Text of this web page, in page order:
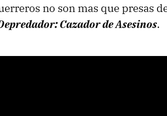
no son mas que presas
Cazador de Asesinos.